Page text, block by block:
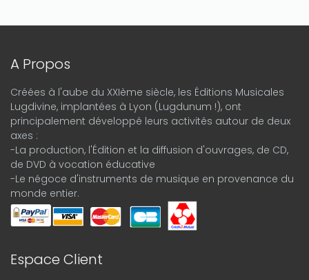
A Propos
Créées à l'aube du XXIème siècle, les Éditions Musicales
Lugdivine, implantées à Lyon (Lugdunum !), ont
principalement développé leurs activités autour de deux
axes :
-La production, l'Édition et la diffusion d'ouvrages, de CD,
de DVD à vocation éducative
-Le négoce d'instruments de musique en provenance du
monde entier.
Espace Client